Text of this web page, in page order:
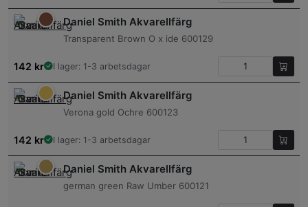
Daniel Smith Akvarellfärg
Transparent Brown O x ide 600129
142 kr I lager: 1-3 arbetsdagar
Daniel Smith Akvarellfärg
Verona gold Ochre 600123
142 kr I lager: 1-3 arbetsdagar
Daniel Smith Akvarellfärg
german green Raw Umber 600121